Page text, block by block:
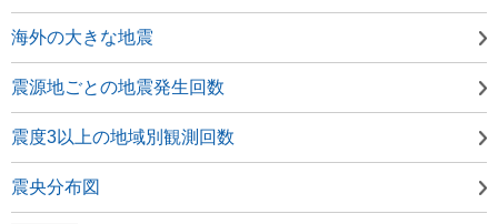
海外の大きな地震
震源地ごとの地震発生回数
震度3以上の地域別観測回数
震央分布図